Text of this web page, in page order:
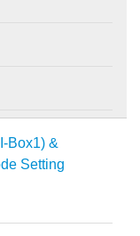
Box1) &
Setting